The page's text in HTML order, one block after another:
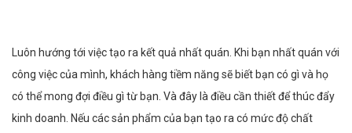
Luôn hướng tới việc tạo ra kết quả nhất quán. Khi bạn nhất quán với
công việc của mình, khách hàng tiềm năng sẽ biết bạn có gì và họ
có thể mong đợi điều gì từ bạn. Và đây là điều cần thiết để thúc đẩy
kinh doanh. Nếu các sản phẩm của bạn tạo ra có mức độ chất